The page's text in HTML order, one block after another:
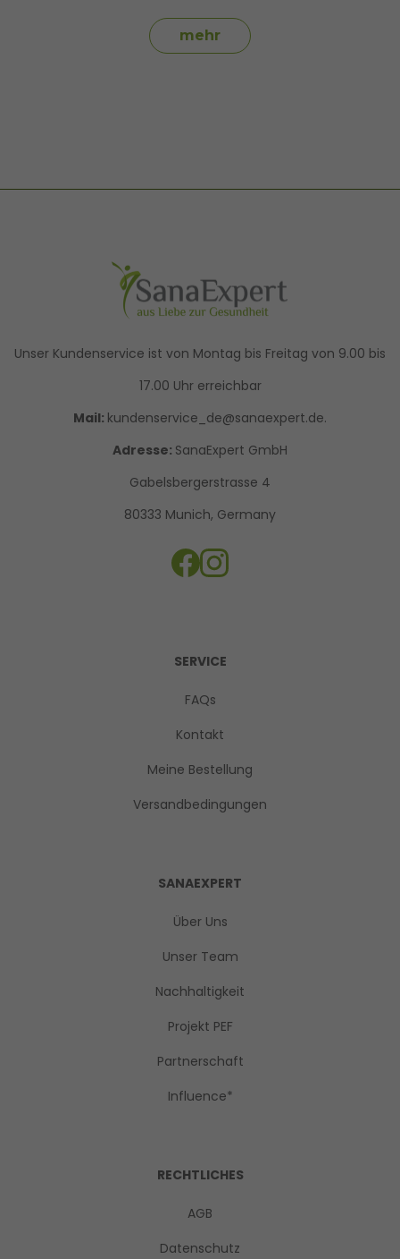
mehr
Unser Kundenservice ist von Montag bis Freitag von 9.00 bis
17.00 Uhr erreichbar
Mail: kundenservice_de@sanaexpert.de.
Adresse: SanaExpert GmbH
Gabelsbergerstrasse 4
80333 Munich, Germany
SERVICE
FAQs
Kontakt
Meine Bestellung
Versandbedingungen
SANAEXPERT
Über Uns
Unser Team
Nachhaltigkeit
Projekt PEF
Partnerschaft
Influence*
RECHTLICHES
AGB
Datenschutz